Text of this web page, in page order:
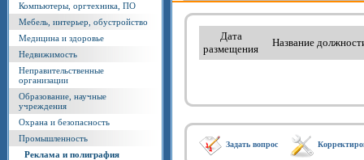
Компьютеры, оргтехника, ПО
Мебель, интерьер, обустройство
Медицина и здоровье
Недвижимость
Неправительственные
организации
Образование, научные
учреждения
Охрана и безопасность
Промышленность
Реклама и полиграфия
Дата
размещения
Название
Задать вопрос